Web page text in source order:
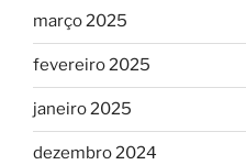
março 2025
fevereiro 2025
janeiro 2025
dezembro 2024